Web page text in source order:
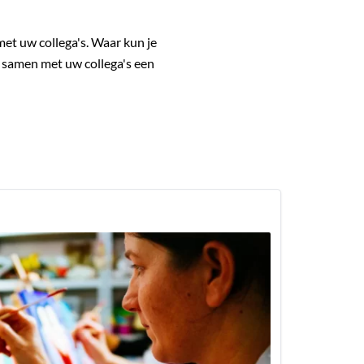
uw collega's. Waar kun je
met uw collega's een